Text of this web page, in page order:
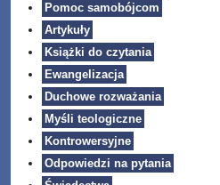
Pomoc samobójcom
Artykuły
Książki do czytania
Ewangelizacja
Duchowe rozważania
Myśli teologiczne
Kontrowersyjne
Odpowiedzi na pytania